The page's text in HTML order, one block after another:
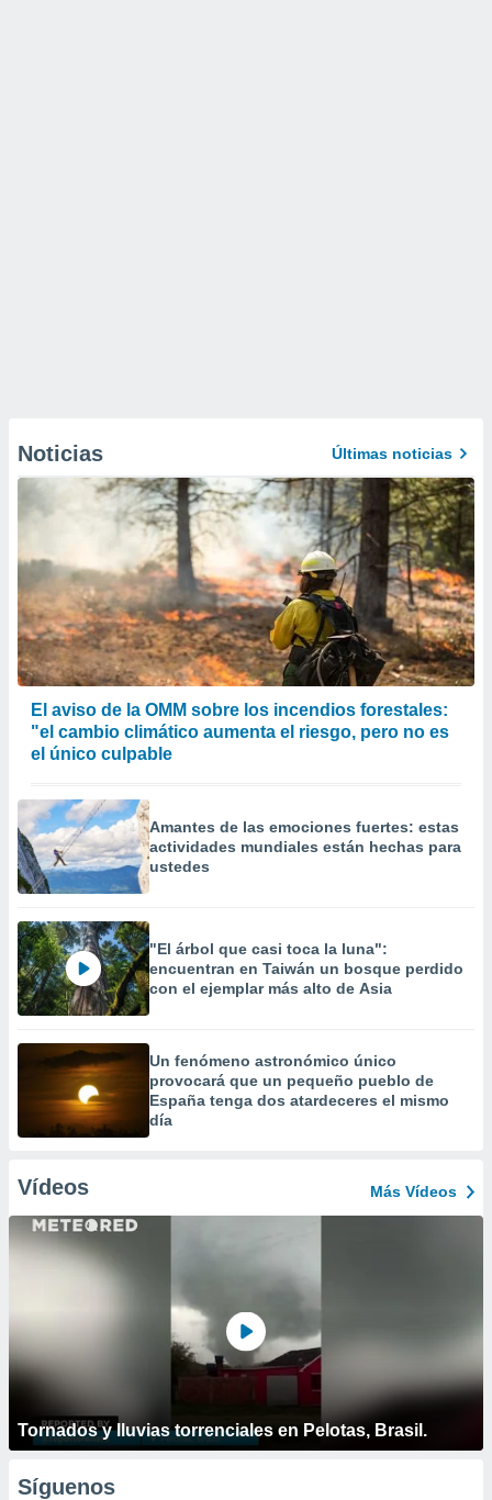
Noticias Últimas noticias
El aviso de la OMM sobre los incendios forestales:
"el cambio climático aumenta el riesgo, pero no es
el único culpable
Amantes de las emociones fuertes: estas
actividades mundiales están hechas para
ustedes
"El árbol que casi toca la luna":
encuentran en Taiwán un bosque perdido
con el ejemplar más alto de Asia
Un fenómeno astronómico único
provocará que un pequeño pueblo de
España tenga dos atardeceres el mismo
día
Vídeos Más Vídeos
Tornados y lluvias torrenciales en Pelotas, Brasil.
Síguenos